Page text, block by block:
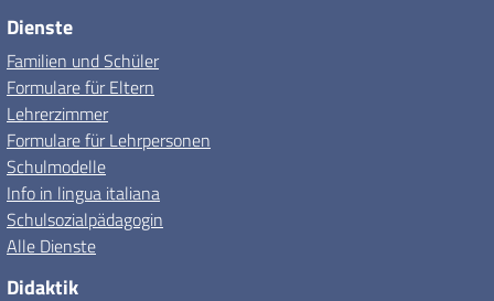
Dienste
Familien und Schüler
Formulare für Eltern
Lehrerzimmer
Formulare für Lehrpersonen
Schulmodelle
Info in lingua italiana
Schulsozialpädagogin
Alle Dienste
Didaktik